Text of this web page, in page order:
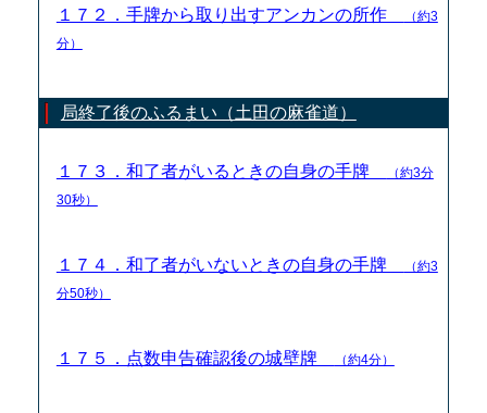
１７２．手牌から取り出すアンカンの所作
（約3
分）
局終了後のふるまい（土田の麻雀道）
１７３．和了者がいるときの自身の手牌
（約3分
30秒）
１７４．和了者がいないときの自身の手牌
（約3
分50秒）
１７５．点数申告確認後の城壁牌 （約4分）